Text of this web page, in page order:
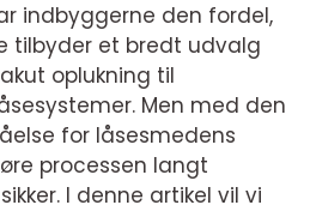
indbyggerne den fordel,
tilbyder et bredt udvalg
oplukning til
Men med den
for låsesmedens
processen langt
I denne artikel vil vi